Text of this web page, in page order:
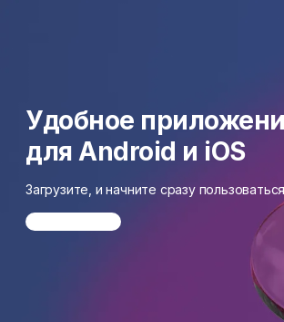
Удобное
для Android и iOS
Загрузите, и начните сразу